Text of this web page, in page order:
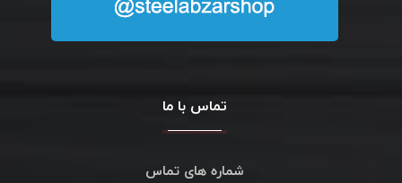
تماس با ما
شماره های تماس